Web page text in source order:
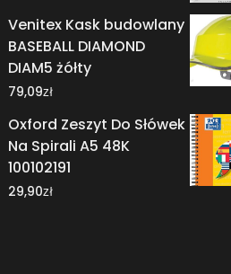
Venitex Kask budowlany
BASEBALL DIAMOND
DIAM5 żółty
79,09zł
Oxford Zeszyt Do Słówek
Na Spirali A5 48K
100102191
29,90zł